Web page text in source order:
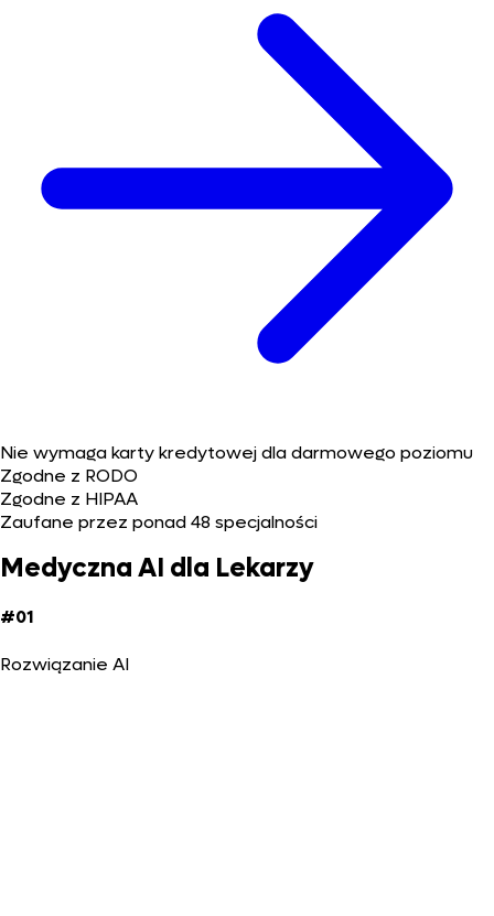
Nie wymaga karty kredytowej dla darmowego poziomu
Zgodne z RODO
Zgodne z HIPAA
Zaufane przez ponad 48 specjalności
Medyczna AI dla Lekarzy
#01
Rozwiązanie AI